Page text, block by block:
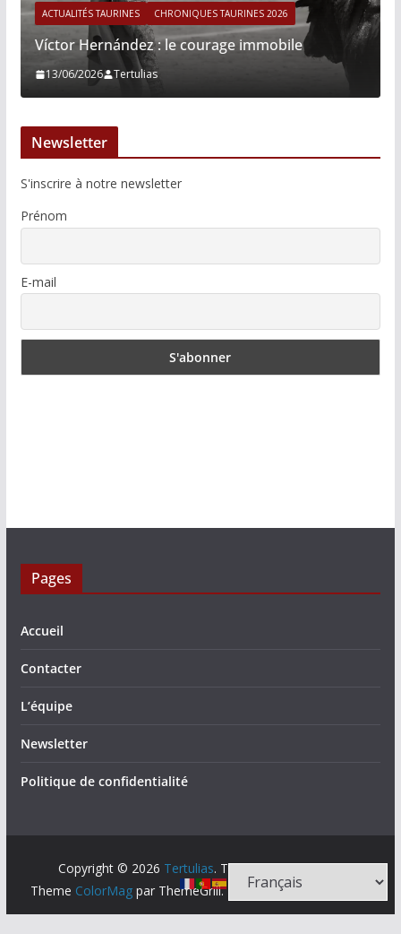
ACTUALITÉS TAURINES CHRONIQUES TAURINES 2026
Víctor Hernández : le courage immobile
13/06/2026 Tertulias
Newsletter
S'inscrire à notre newsletter
Prénom
E-mail
Pages
Accueil
Contacter
L’équipe
Newsletter
Politique de confidentialité
Copyright © 2026 Tertulias. Tous droits réservés.
Theme ColorMagpar ThemeGrill. Propulsé par